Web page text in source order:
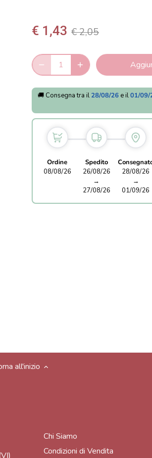
€ 1,43 € 2,05
🚚 Consegna tra il 28/08/26 e il01/09/
Ordine
08/08/26
Spedito
26/08/26
→
27/08/26
28/08/26
→
01/09/26
all'inizio
Chi Siamo
Condizioni di Vendita